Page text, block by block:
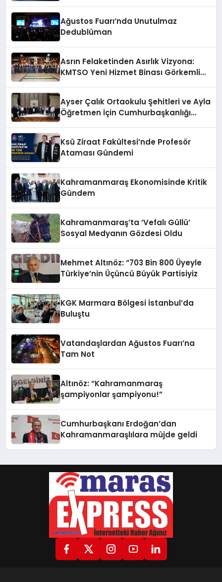
Ağustos Fuarı’nda Unutulmaz
Dedublüman
Asrın Felaketinden Asırlık Vizyona:
KMTSO Yeni Hizmet Binası Görkemli
Ayser Çalık Ortaokulu Şehitleri ve Ayla
Öğretmen İçin Cumhurbaşkanlığı
Ksü Ziraat Fakültesi’nde Profesör
Ataması Gündemi
Kahramanmaraş Ekonomisinde Kritik
Gündem
Kahramanmaraş’ta ‘Vefalı Güllü’
Sosyal Medyanın Gözdesi Oldu
Mehmet Altınöz: “703 Bin 800 Üyeyle
Türkiye’nin Üçüncü Büyük Partisiyiz
KGK Marmara Bölgesi İstanbul’da
Buluştu
Vatandaşlardan Ağustos Fuarı’na
Tam Not
Altınöz: “Kahramanmaraş
şampiyonlar şampiyonu!”
Cumhurbaşkanı Erdoğan’dan
Kahramanmaraşlılara müjde geldi